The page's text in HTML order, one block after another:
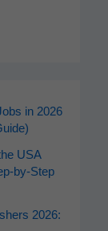
in 2026
USA
by-Step
2026: